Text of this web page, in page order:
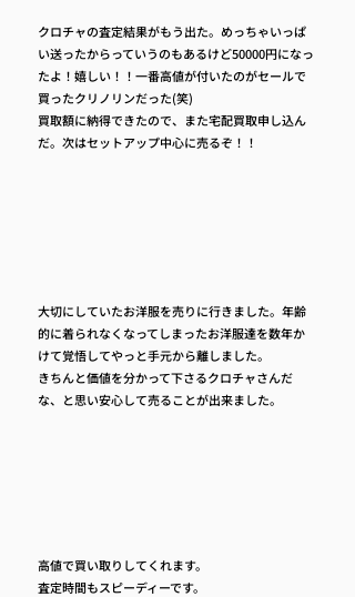
クロチャの査定結果がもう出た。めっちゃいっぱ
い送ったからっていうのもあるけど50000円になっ
たよ！嬉しい！！一番高値が付いたのがセールで
買ったクリノリンだった(笑)
買取額に納得できたので、また宅配買取申し込ん
だ。次はセットアップ中心に売るぞ！！
大切にしていたお洋服を売りに行きました。年齢
的に着られなくなってしまったお洋服達を数年か
けて覚悟してやっと手元から離しました。
きちんと価値を分かって下さるクロチャさんだ
な、と思い安心して売ることが出来ました。
高値で買い取りしてくれます。
査定時間もスピーディーです。